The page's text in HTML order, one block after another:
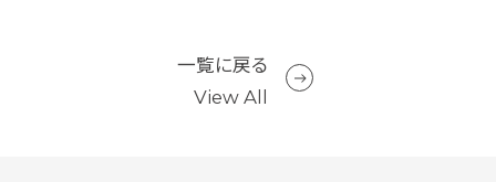
一覧に戻る
View All